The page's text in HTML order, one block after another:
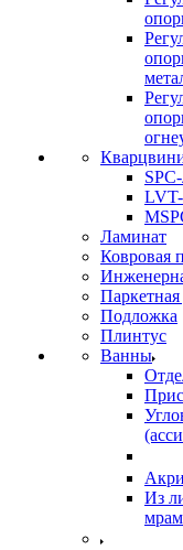
Ламинат
Ковровая
Паркетная
Подложка
Плинтус
Ванны
Из